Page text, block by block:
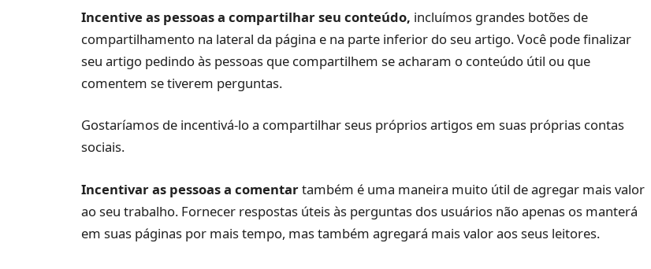
Incentive as pessoas a compartilhar seu conteúdo, incluímos grandes botões de
compartilhamento na lateral da página e na parte inferior do seu artigo. Você pode finalizar
seu artigo pedindo às pessoas que compartilhem se acharam o conteúdo útil ou que
comentem se tiverem perguntas.
Gostaríamos de incentivá-lo a compartilhar seus próprios artigos em suas próprias contas
sociais.
Incentivar as pessoas a comentartambém é uma maneira muito útil de agregar mais valor
ao seu trabalho. Fornecer respostas úteis às perguntas dos usuários não apenas os manterá
em suas páginas por mais tempo, mas também agregará mais valor aos seus leitores.